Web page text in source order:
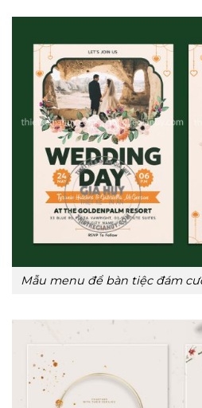
Mẫu menu để bàn tiệc đám